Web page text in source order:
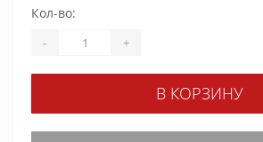
Кол-во:
- +
В КОРЗИНУ